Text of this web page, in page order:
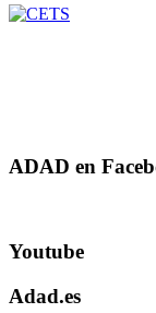
ADAD en
Youtube
Adad.es